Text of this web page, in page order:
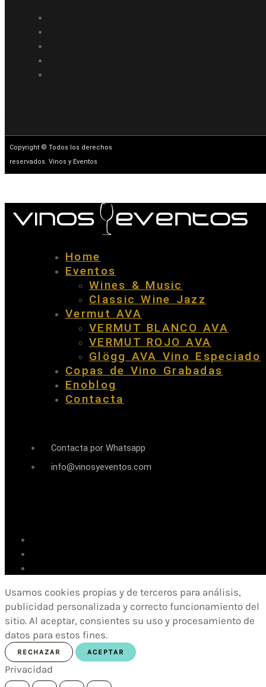
Copyright © Todos los derechos
reservados. Vinos y Eventos
Home
Eventos
Wines & Music
Classic Wine Jazz
Vermut AVA
VERMUT BLANCO AVA
VERMUT ROJO AVA
Glögg AVA Vino Especiado
Copas de Vino Grabadas
Enoblog
Contacta
Contacta por Whatsapp
info@vinosyeventos.com
Usamos cookies propias y de terceros para análisis,
publicidad personalizada y correcto funcionamiento del
sitio. Al aceptar, consientes su uso y procesamiento de
datos para estos fines.
RECHAZAR ACEPTAR
Privacidad